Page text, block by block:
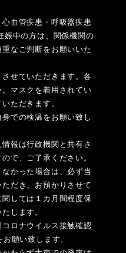
血管疾患・呼吸器疾患
娠中の方は、関係機関の
なご判断をお願いいた
せていただきます。各
マスクを着用されてい
ただきます。
での検温をお願い致し
報は行政機関と共有さ
で、ご了承ください。
かった場合は、必ず当
だき、お預かりさせて
しては１カ月間程度保
します。
ロナウイルス接触確認
願い致します。